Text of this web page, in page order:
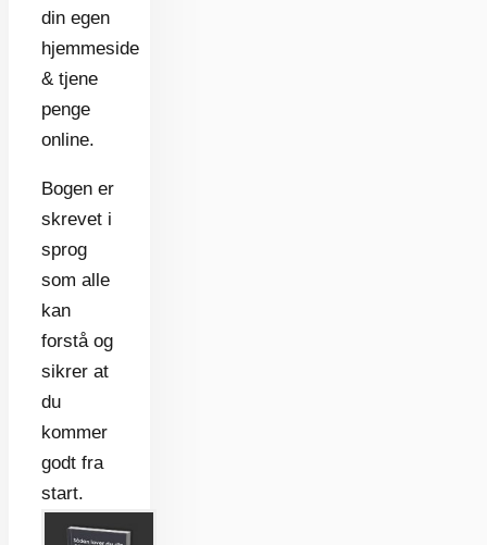
din egen
hjemmeside
& tjene
penge
online.
Bogen er
skrevet i
sprog
som alle
kan
forstå og
sikrer at
du
kommer
godt fra
start.